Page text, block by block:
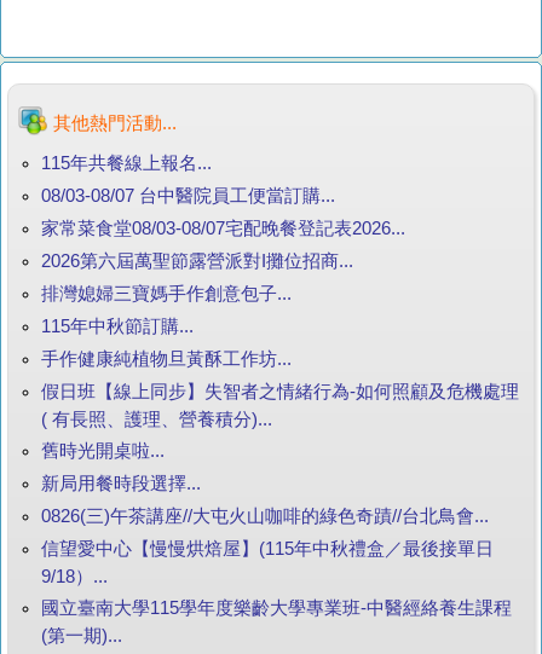
其他熱門活動...
115年共餐線上報名...
08/03-08/07 台中醫院員工便當訂購...
家常菜食堂08/03-08/07宅配晚餐登記表2026...
2026第六屆萬聖節露營派對I攤位招商...
排灣媳婦三寶媽手作創意包子...
115年中秋節訂購...
手作健康純植物旦黃酥工作坊...
假日班【線上同步】失智者之情緒行為-如何照顧及危機處理
( 有長照、護理、營養積分)...
舊時光開桌啦...
新局用餐時段選擇...
0826(三)午茶講座//大屯火山咖啡的綠色奇蹟//台北鳥會...
信望愛中心【慢慢烘焙屋】(115年中秋禮盒／最後接單日
9/18）...
國立臺南大學115學年度樂齡大學專業班-中醫經絡養生課程
(第一期)...